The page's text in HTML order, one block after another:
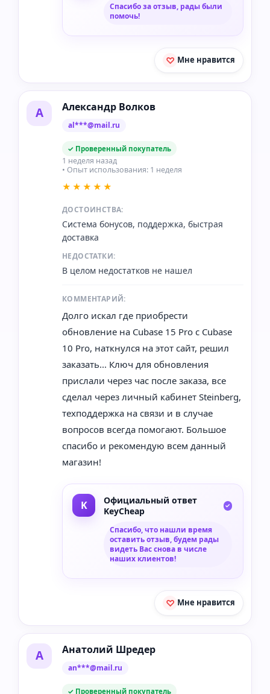
Спасибо за отзыв, рады были
помочь!
Мне нравится
А Александр Волков
al***@mail.ru
✓ Проверенный покупатель
1 неделя назад
• Опыт использования: 1 неделя
★★★★★
ДОСТОИНСТВА:
Система бонусов, поддержка, быстрая
доставка
НЕДОСТАТКИ:
В целом недостатков не нашел
КОММЕНТАРИЙ:
Долго искал где приобрести
обновление на Cubase 15 Pro с Cubase
10 Pro, наткнулся на этот сайт, решил
заказать... Ключ для обновления
прислали через час после заказа, все
сделал через личный кабинет Steinberg,
техподдержка на связи и в случае
вопросов всегда помогают. Большое
спасибо и рекомендую всем данный
магазин!
Официальный ответ
KeyCheap
Спасибо, что нашли время
оставить отзыв, будем рады
видеть Вас снова в числе
наших клиентов!
Мне нравится
А Анатолий Шредер
an***@mail.ru
✓ Проверенный покупатель